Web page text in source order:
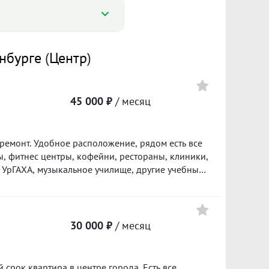
2025 I пол. 2026
600 ₽/м²
(Центр)
45 000 ₽ / месяц
Удобное расположение, рядом есть все
фитнес центры, кофейни, рестораны, клиники,
музыкальное училище, другие учебные
и большая кухня-гостиная, отлично
в нашей базе: 1884
30 000 ₽ / месяц